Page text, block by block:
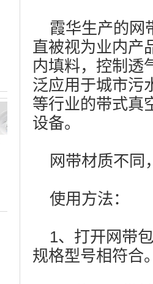
霞华生产的网
直被视为业内产
内填料，控制透
泛应用于城市污
等行业的带式真
设备。
网带材质不同
使用方法：
1、打开网带
规格型号相符合